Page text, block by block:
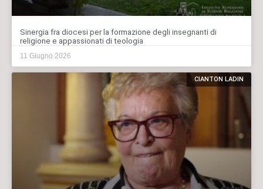
Sinergia fra diocesi per la formazione degli insegnanti di
religione e appassionati di teologia
11 Giugno 2026
CIANTON LADIN